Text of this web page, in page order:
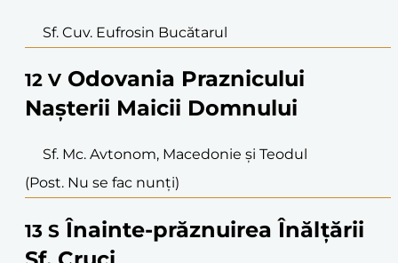
Sf. Cuv. Eufrosin Bucătarul
12 V Odovania Praznicului
Nașterii Maicii Domnului
Sf. Mc. Avtonom, Macedonie și Teodul
(Post. Nu se fac nunți)
13 S Înainte-prăznuirea Înălțării